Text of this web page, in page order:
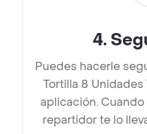
4.
Puedes hacerle
Tortilla 8 Unidades
aplicación.
repartidor te lo